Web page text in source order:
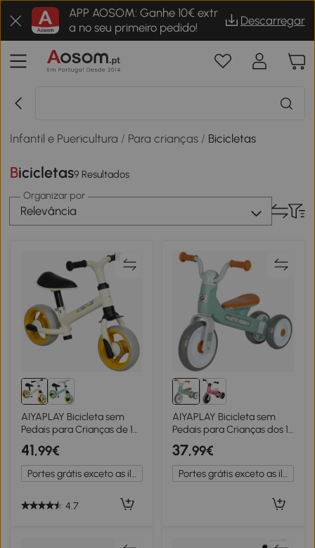
APP AOSOM: Ganhe 10€ extr
a no seu primeiro pedido!
Descarregar
Infantil e Puericultura / Para crianças / Bicicletas
Bicicletas9 Resultados
Organizar por
Relevância
AIYAPLAY Bicicleta sem
Pedais para Crianças de 18-
48 Meses Bicicleta de
Equilíbrio com Assento
Ajustável em Altura
66,5x34x47 cm Branco
41,99€
Portes grátis exceto as ilhas
4.7
AIYAPLAY Bicicleta sem
Pedais para Crianças dos 12
aos 36 Meses Bicicleta de
Equilíbrio com Guiadores
com Rotação Limitada a
60° 69x40x49 cm Verde
37,99€
Portes grátis exceto as ilhas